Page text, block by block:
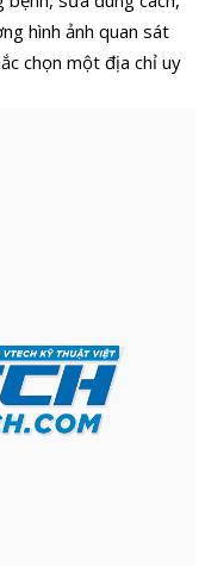
hình ảnh quan sát
chọn một địa chỉ uy